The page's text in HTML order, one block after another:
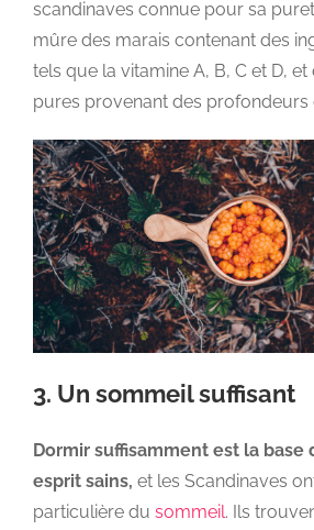
scandinaves connue pour sa
mûre des marais contenant des
tels que la vitamine A, B, C et D,
pures provenant des profondeurs
3. Un sommeil suffisant
Dormir suffisamment est la base
esprit sains, et les Scandinaves
particulière du sommeil. Ils